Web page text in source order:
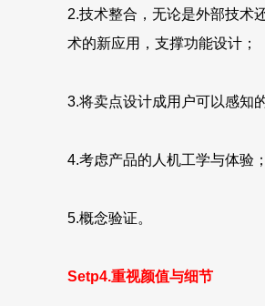
2.技术整合，无论是外部技术
术的新应用，支撑功能设计；
3.将卖点设计成用户可以感知
4.考虑产品的人机工学与体验；
5.概念验证。
Setp4.重视颜值与细节